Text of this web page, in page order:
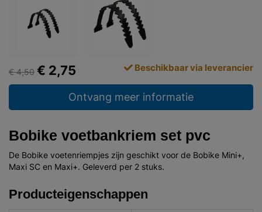
€ 4,50 € 2,75 Beschikbaar via leverancier
Ontvang meer informatie
Bobike voetbankriem set pvc
De Bobike voetenriempjes zijn geschikt voor de Bobike Mini+,
Maxi SC en Maxi+. Geleverd per 2 stuks.
Producteigenschappen